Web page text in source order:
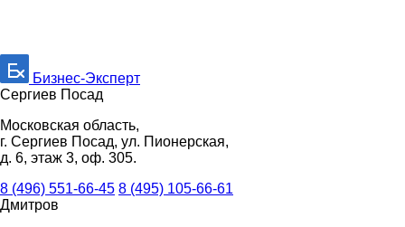
Бизнес-Эксперт
Сергиев Посад
Московская область,
г. Сергиев Посад, ул. Пионерская,
д. 6, этаж 3, оф. 305.
8 (496) 551-66-45 8 (495) 105-66-61
Дмитров